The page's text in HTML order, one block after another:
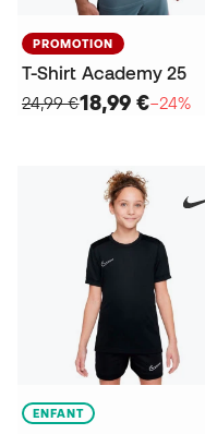
PROMOTION
T-Shirt Academy 25
24,99 €18,99 €−24%
ENFANT